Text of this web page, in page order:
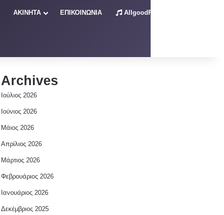
ΑΚΙΝΗΤΑ ΕΠΙΚΟΙΝΩΝΙΑ AllgoodRadio – Live
Archives
Ιούλιος 2026
Ιούνιος 2026
Μάιος 2026
Απρίλιος 2026
Μάρτιος 2026
Φεβρουάριος 2026
Ιανουάριος 2026
Δεκέμβριος 2025